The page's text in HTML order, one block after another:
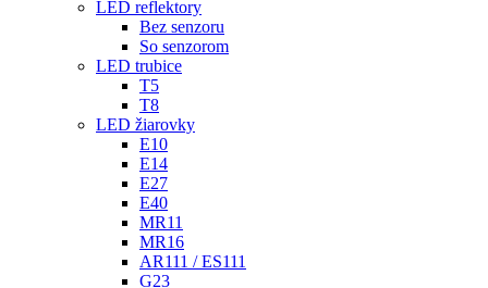
LED reflektory
Bez senzoru
So senzorom
LED trubice
T5
T8
LED žiarovky
E10
E14
E27
E40
MR11
MR16
AR111 / ES111
G23